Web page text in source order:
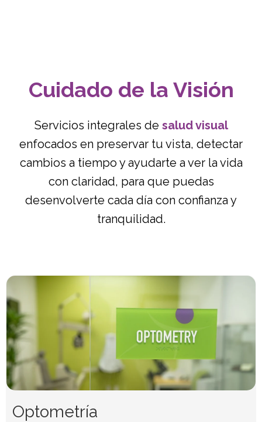
Cuidado de la Visión
Servicios integrales de salud visual
enfocados en preservar tu vista, detectar
cambios a tiempo y ayudarte a ver la vida
con claridad, para que puedas
desenvolverte cada día con confianza y
tranquilidad.
Optometría